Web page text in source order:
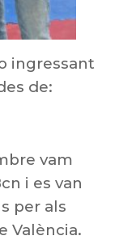
ingressant
de:
vam
i es van
per als
València.